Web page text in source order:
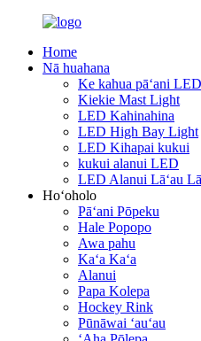
Home
Nā huahana
Ke kahua pāʻani
Kiekie Mast Light
LED Kahinahina
LED High Bay Light
LED Kihapai kukui
kukui alanui LED
LED Alanui Lāʻau Lā
Hoʻoholo
Pāʻani Pōpeku
Hale Popopo
Awa pahu
Kaʻa Kaʻa
Alanui
Papa Kolepa
Hockey Rink
Pūnāwai ʻauʻau